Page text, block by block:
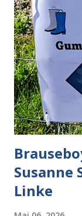
argumentiert.
bei diversen
Weg zu einer
Dinge auf
verarbeiten
zugleich. Denn
künftig in den
zuvord...
Susanne
Linke